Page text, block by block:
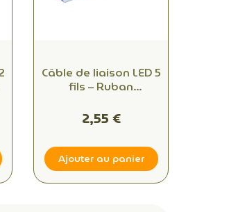
Câble de liaison LED 5
fils – Ruban
12 mm – 5 cm –
Radium
2,55 €
Ajouter au panier